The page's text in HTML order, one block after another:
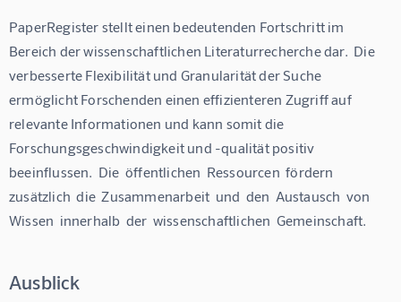
PaperRegister stellt einen bedeutenden Fortschritt im
Bereich der wissenschaftlichen Literaturrecherche dar.  Die
verbesserte Flexibilität und Granularität der Suche
ermöglicht Forschenden einen effizienteren Zugriff auf
relevante Informationen und kann somit die
Forschungsgeschwindigkeit und -qualität positiv
beeinflussen.  Die  öffentlichen  Ressourcen  fördern
zusätzlich  die  Zusammenarbeit  und  den  Austausch  von
Wissen  innerhalb  der  wissenschaftlichen  Gemeinschaft.
Ausblick